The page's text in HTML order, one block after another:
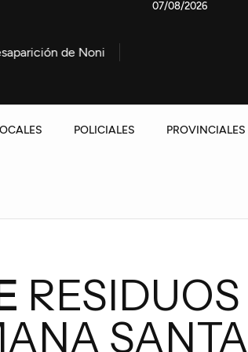
Noni González
07/08/2026
POLICIALES PROVINCIALES
RESIDUOS
SANTA